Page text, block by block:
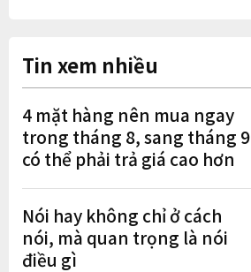
Tin xem nhiều
4 mặt hàng nên mua ngay
trong tháng 8, sang tháng 9
có thể phải trả giá cao hơn
Nói hay không chỉ ở cách
nói, mà quan trọng là nói
điều gì